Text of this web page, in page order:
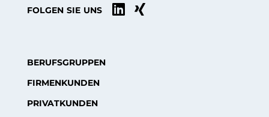
FOLGEN SIE UNS  
BERUFSGRUPPEN
FIRMENKUNDEN
PRIVATKUNDEN